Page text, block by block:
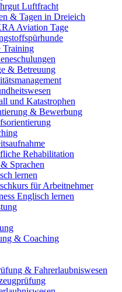
Luftfracht
& Tagen in Dreieich
Aviation Tage
Training
& Betreuung
und Katastrophen
& Bewerbung
Rehabilitation
Sprachen
lernen
für Arbeitnehmer
Englisch lernen
& Coaching
& Fahrerlaubniswesen